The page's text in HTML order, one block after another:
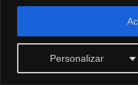
Personalizar